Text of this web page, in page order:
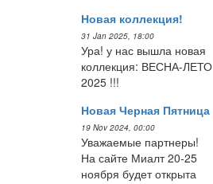
Новая коллекция!
31 Jan 2025, 18:00
Ура! у нас вышла новая
коллекция: ВЕСНА-ЛЕТО
2025 !!!
Новая Черная Пятница
19 Nov 2024, 00:00
Уважаемые партнеры!
На сайте Миалт 20-25
ноября будет открыта